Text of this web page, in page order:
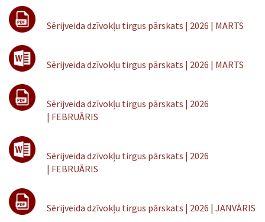
Sērijveida dzīvokļu tirgus pārskats | 2026 | MARTS
Sērijveida dzīvokļu tirgus pārskats | 2026 | MARTS
Sērijveida dzīvokļu tirgus pārskats | 2026
| FEBRUĀRIS
Sērijveida dzīvokļu tirgus pārskats | 2026
| FEBRUĀRIS
Sērijveida dzīvokļu tirgus pārskats | 2026 | JANVĀRIS